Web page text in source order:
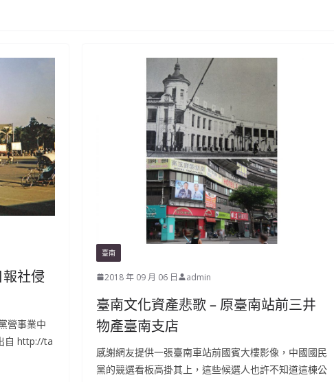
社侵
營事業中
自 http://ta
臺南
2018 年 09 月 06 日 admin
臺南文化資產悲歌 – 原臺南站前三井
物產臺南支店
感謝網友提供一張臺南車站前國賓大樓影像，中國國民
黨的競選看板高掛其上，這些候選人也許不知道這棟公